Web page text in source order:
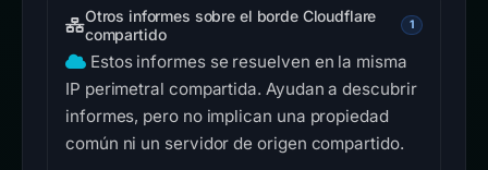
Otros informes sobre el borde Cloudflare
compartido
1
Estos informes se resuelven en la misma
IP perimetral compartida. Ayudan a descubrir
informes, pero no implican una propiedad
común ni un servidor de origen compartido.